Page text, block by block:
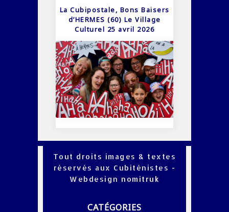
La Cubipostale, Bons Baisers
d’HERMES (60) Le Village
Culturel 25 avril 2026
Tout droits images & textes
réservés aux Cubiténistes -
Webdesign nomitruk
CATÉGORIES